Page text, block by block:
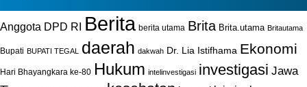
Anggota DPD RI Berita berita utama Brita Brita.utama Britautama
Bupati BUPATI TEGAL daerah dakwah Dr. Lia Istifhama Ekonomi
Hari Bhayangkara ke-80 Hukum intelinvestigasi investigasi Jawa